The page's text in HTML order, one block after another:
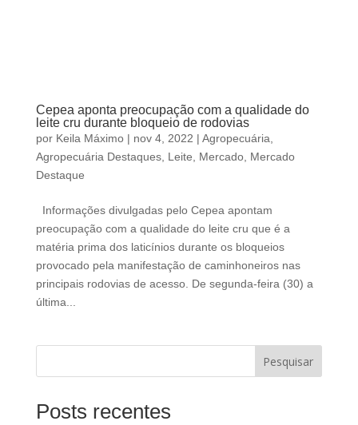
Cepea aponta preocupação com a qualidade do
leite cru durante bloqueio de rodovias
por Keila Máximo| nov 4, 2022 | Agropecuária,
Agropecuária Destaques, Leite, Mercado, Mercado
Destaque
Informações divulgadas pelo Cepea apontam
preocupação com a qualidade do leite cru que é a
matéria prima dos laticínios durante os bloqueios
provocado pela manifestação de caminhoneiros nas
principais rodovias de acesso. De segunda-feira (30) a
última...
Pesquisar
Posts recentes